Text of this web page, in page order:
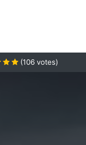
(106 votes)